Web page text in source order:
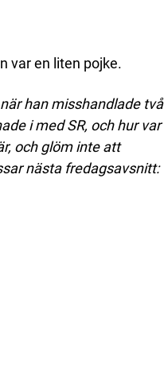
var en liten pojke.
han misshandlade två
i med SR, och hur var
och glöm inte att
nästa fredagsavsnitt: